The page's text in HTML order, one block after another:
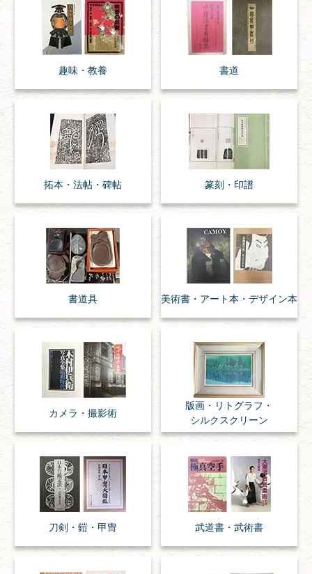
趣味・ 教養 書道
拓本・法帖・ 碑帖 篆刻・印譜
書道具 美術書・アート本・ デザイン本
カメラ・撮影術
版画・リトグラフ・
シルクスクリーン
刀剣・ 鎧・ 甲冑 武道書・ 武術書